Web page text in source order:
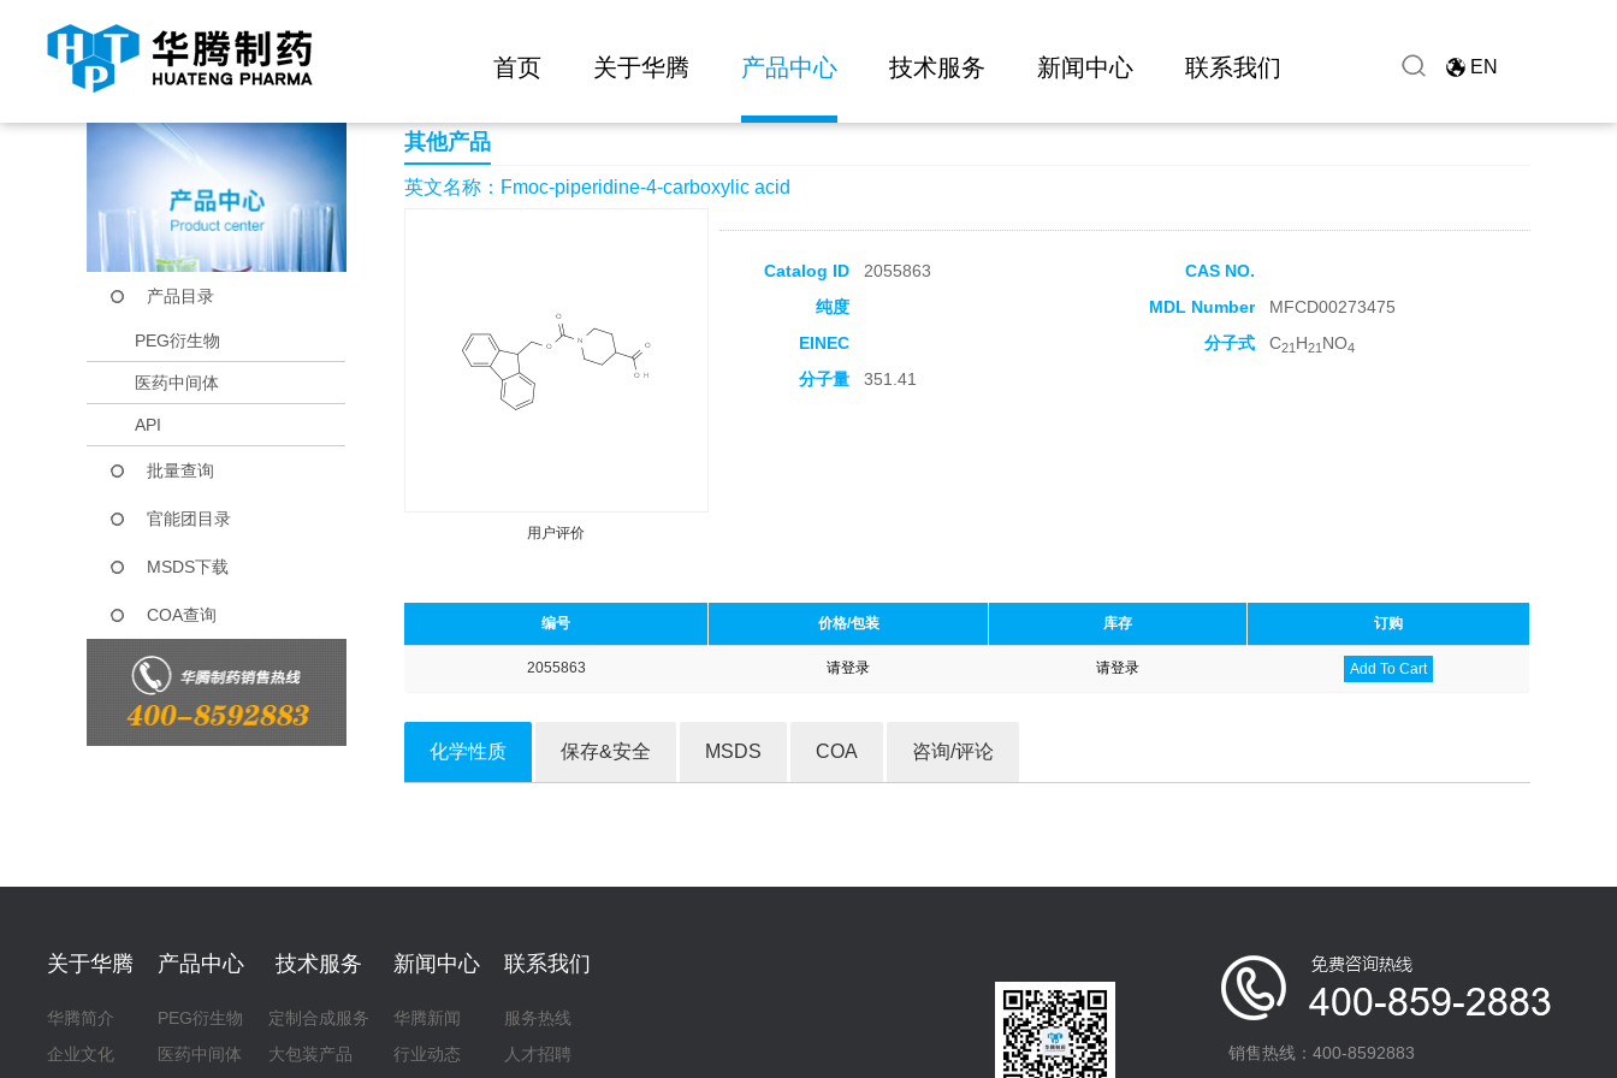
首页 关于华腾 产品中心 技术服务 新闻中心 联系我们 EN
当前位置： 首页 产品中心 Fmoc-piperidine-4-carboxylic acid
产品目录
PEG衍生物
医药中间体
API
批量查询
官能团目录
MSDS下载
COA查询
其他产品
英文名称：Fmoc-piperidine-4-carboxylic acid
用户评价
Catalog ID 2055863
CAS NO.
纯度
MDL Number
MFCD00273475
EINEC
分子式 C21 H21 NO4
分子量 351.41
编号 价格/包装 库存 订购
2055863 请登录 请登录 Add To Cart
化学性质 保存&安全 MSDS COA 咨询/评论
关于华腾
华腾简介
企业文化
产品中心
PEG衍生物
医药中间体
技术服务
定制合成服务
大包装产品
新闻中心
华腾新闻
行业动态
联系我们
服务热线
人才招聘
销售热线：400-8592883